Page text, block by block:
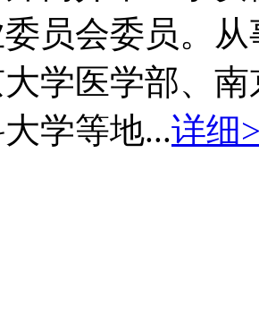
员会委员。
学医学部、
学等地...详细